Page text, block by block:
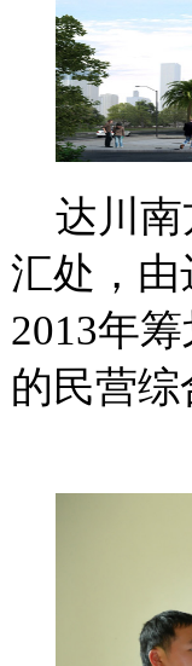
达川
汇处，
2013年筹
的民营